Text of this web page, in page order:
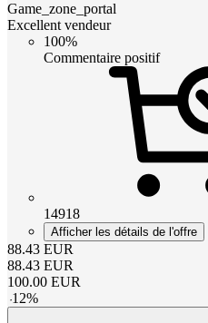
Game_zone_portal
Excellent vendeur
100%
Commentaire positif
14918
Afficher les détails de l'offre
88.43 EUR
88.43 EUR
100.00 EUR
-12%